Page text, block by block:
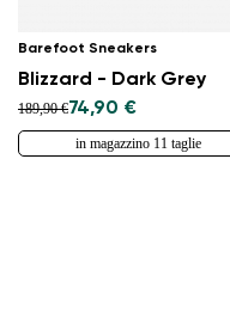
Barefoot Sneakers
Blizzard - Dark Grey
189,90 €74,90 €
in magazzino 11 taglie